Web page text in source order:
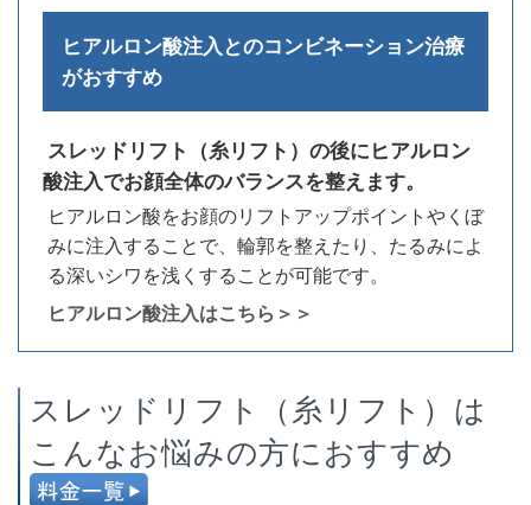
ヒアルロン酸注入とのコンビネーション治療
がおすすめ
スレッドリフト（糸リフト）の後にヒアルロン
酸注入でお顔全体のバランスを整えます。
ヒアルロン酸をお顔のリフトアップポイントやくぼ
みに注入することで、輪郭を整えたり、たるみによ
る深いシワを浅くすることが可能です。
ヒアルロン酸注入はこちら＞＞
スレッドリフト（糸リフト）は
こんなお悩みの方におすすめ